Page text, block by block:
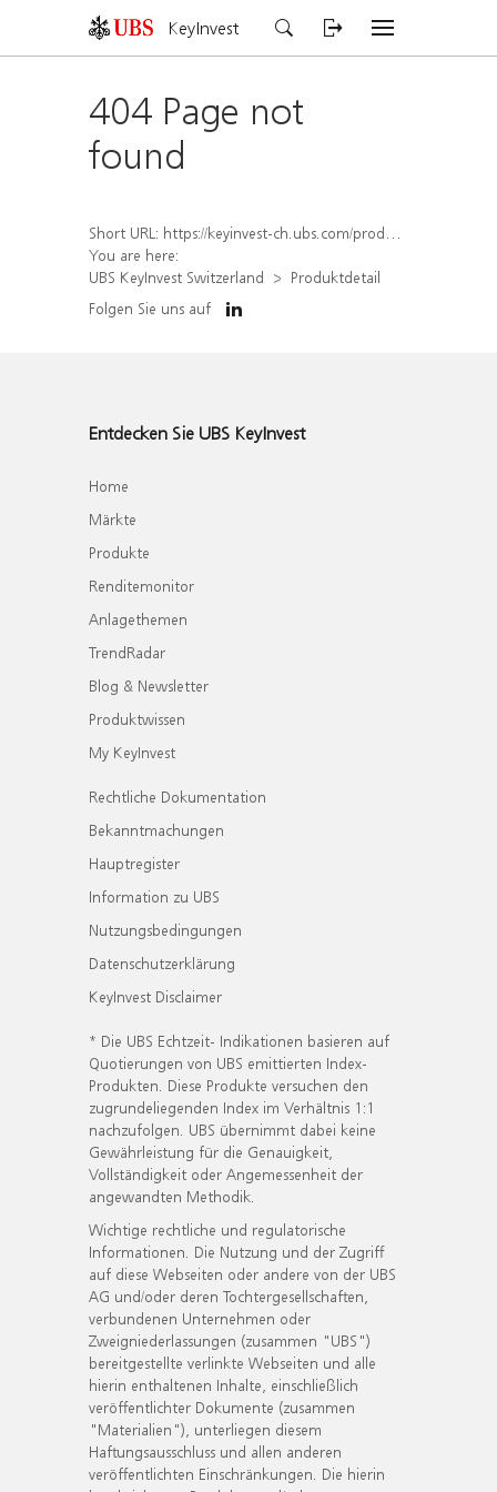
KeyInvest
404 Page not
found
Short URL: https://keyinvest-ch.ubs.com/produkt/detail/index/isin/CH1577914497
You are here:
UBS KeyInvest Switzerland
Produktdetail
Folgen Sie uns auf
Entdecken Sie UBS KeyInvest
Home
Märkte
Produkte
Renditemonitor
Anlagethemen
TrendRadar
Blog & Newsletter
Produktwissen
My KeyInvest
Rechtliche Dokumentation
Bekanntmachungen
Hauptregister
Information zu UBS
Nutzungsbedingungen
Datenschutzerklärung
KeyInvest Disclaimer
* Die UBS Echtzeit- Indikationen basieren auf
Quotierungen von UBS emittierten Index-
Produkten. Diese Produkte versuchen den
zugrundeliegenden Index im Verhältnis 1:1
nachzufolgen. UBS übernimmt dabei keine
Gewährleistung für die Genauigkeit,
Vollständigkeit oder Angemessenheit der
angewandten Methodik.
Wichtige rechtliche und regulatorische
Informationen. Die Nutzung und der Zugriff
auf diese Webseiten oder andere von der UBS
AG und/oder deren Tochtergesellschaften,
verbundenen Unternehmen oder
Zweigniederlassungen (zusammen "UBS")
bereitgestellte verlinkte Webseiten und alle
hierin enthaltenen Inhalte, einschließlich
veröffentlichter Dokumente (zusammen
"Materialien"), unterliegen diesem
Haftungsausschluss und allen anderen
veröffentlichten Einschränkungen. Die hierin